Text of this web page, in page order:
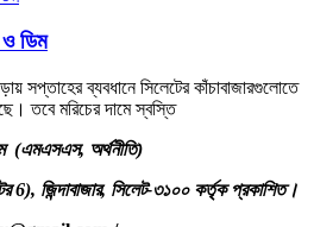
ও ডিম
সপ্তাহের ব্যবধানে সিলেটের কাঁচাবাজারগুলোতে
তবে মরিচের দামে স্বস্তি
(এমএসএস, অর্থনীতি)
6), জিন্দাবাজার, সিলেট-৩১০০ কর্তৃক প্রকাশিত।